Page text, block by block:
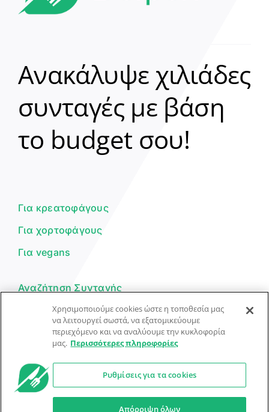
Ανακάλυψε χιλιάδες
συνταγές με βάση
το budget σου!
Για κρεατοφάγους
Για χορτοφάγους
Για vegans
Αναζήτηση Συνταγής
Υποβολή Συνταγής
Φόρμα Επικοινωνίας
© Dorpon • Μηχανή αναζήτησης για …καλοφαγάδες!
Ο βοηθός μπορεί να κάνει λάθη — ελέγξτε τις συνταγές.
Χρησιμοποιούμε cookies ώστε η τοποθεσία μας
να λειτουργεί σωστά, να εξατομικεύουμε
περιεχόμενο και να αναλύουμε την κυκλοφορία
μας. Περισσότερες πληροφορίες
Ρυθμίσεις για τα cookies
Απόρριψη όλων